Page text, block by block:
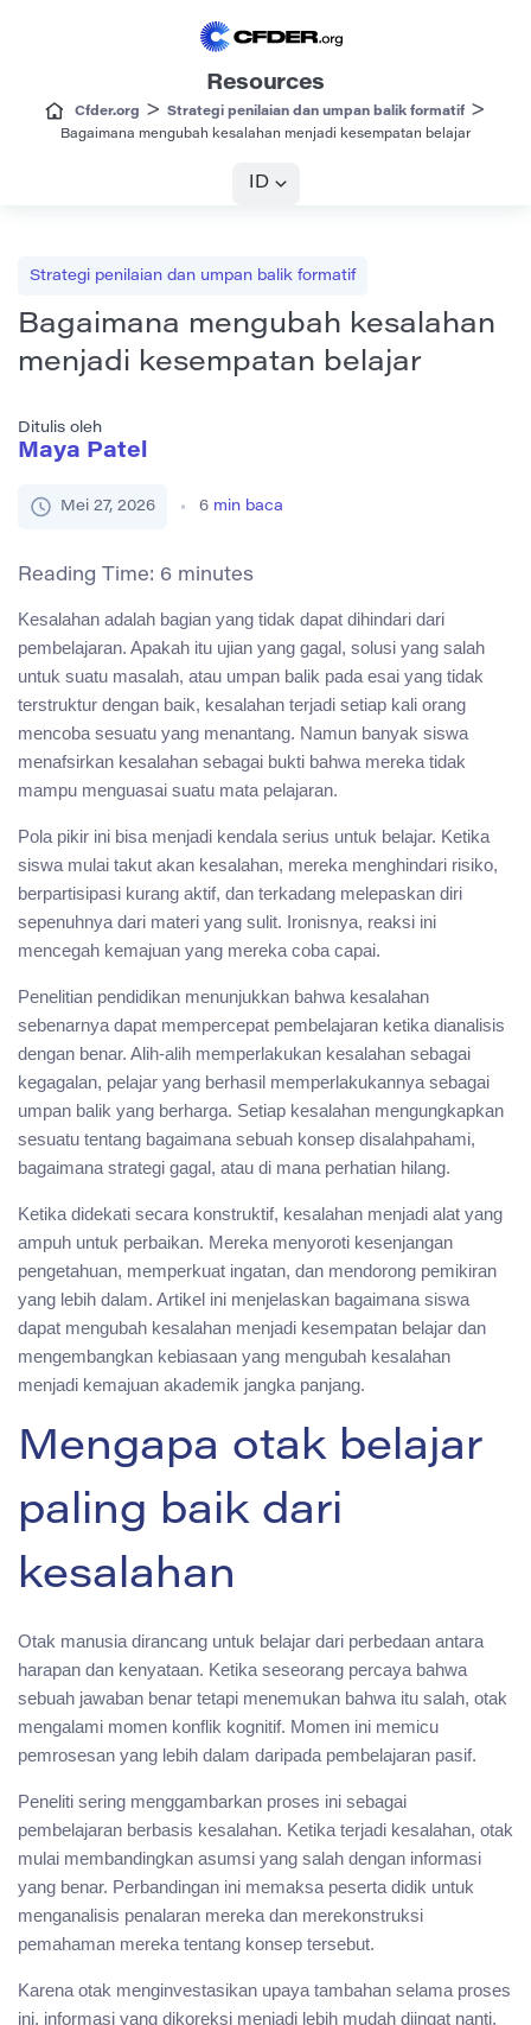
Resources
Cfder.org > Strategi penilaian dan umpan balik formatif >
Bagaimana mengubah kesalahan menjadi kesempatan belajar
ID
Strategi penilaian dan umpan balik formatif
Bagaimana mengubah kesalahan
menjadi kesempatan belajar
Ditulis oleh
Maya Patel
Mei 27, 2026 6 min baca
Reading Time: 6 minutes
Kesalahan adalah bagian yang tidak dapat dihindari dari
pembelajaran. Apakah itu ujian yang gagal, solusi yang salah
untuk suatu masalah, atau umpan balik pada esai yang tidak
terstruktur dengan baik, kesalahan terjadi setiap kali orang
mencoba sesuatu yang menantang. Namun banyak siswa
menafsirkan kesalahan sebagai bukti bahwa mereka tidak
mampu menguasai suatu mata pelajaran.
Pola pikir ini bisa menjadi kendala serius untuk belajar. Ketika
siswa mulai takut akan kesalahan, mereka menghindari risiko,
berpartisipasi kurang aktif, dan terkadang melepaskan diri
sepenuhnya dari materi yang sulit. Ironisnya, reaksi ini
mencegah kemajuan yang mereka coba capai.
Penelitian pendidikan menunjukkan bahwa kesalahan
sebenarnya dapat mempercepat pembelajaran ketika dianalisis
dengan benar. Alih-alih memperlakukan kesalahan sebagai
kegagalan, pelajar yang berhasil memperlakukannya sebagai
umpan balik yang berharga. Setiap kesalahan mengungkapkan
sesuatu tentang bagaimana sebuah konsep disalahpahami,
bagaimana strategi gagal, atau di mana perhatian hilang.
Ketika didekati secara konstruktif, kesalahan menjadi alat yang
ampuh untuk perbaikan. Mereka menyoroti kesenjangan
pengetahuan, memperkuat ingatan, dan mendorong pemikiran
yang lebih dalam. Artikel ini menjelaskan bagaimana siswa
dapat mengubah kesalahan menjadi kesempatan belajar dan
mengembangkan kebiasaan yang mengubah kesalahan
menjadi kemajuan akademik jangka panjang.
Mengapa otak belajar
paling baik dari
kesalahan
Otak manusia dirancang untuk belajar dari perbedaan antara
harapan dan kenyataan. Ketika seseorang percaya bahwa
sebuah jawaban benar tetapi menemukan bahwa itu salah, otak
mengalami momen konflik kognitif. Momen ini memicu
pemrosesan yang lebih dalam daripada pembelajaran pasif.
Peneliti sering menggambarkan proses ini sebagai
pembelajaran berbasis kesalahan. Ketika terjadi kesalahan, otak
mulai membandingkan asumsi yang salah dengan informasi
yang benar. Perbandingan ini memaksa peserta didik untuk
menganalisis penalaran mereka dan merekonstruksi
pemahaman mereka tentang konsep tersebut.
Karena otak menginvestasikan upaya tambahan selama proses
ini, informasi yang dikoreksi menjadi lebih mudah diingat nanti.